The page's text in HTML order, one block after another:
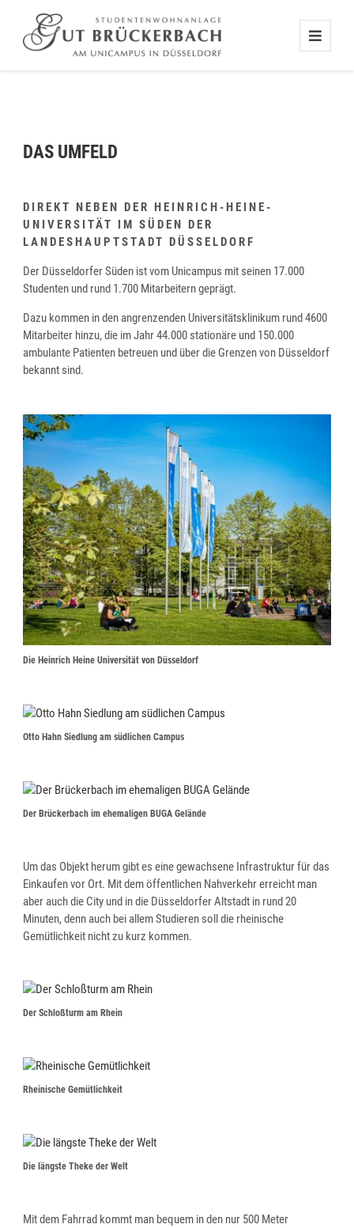
DAS UMFELD
DIREKT NEBEN DER HEINRICH-HEINE-
UNIVERSITÄT IM SÜDEN DER
LANDESHAUPTSTADT DÜSSELDORF
Der Düsseldorfer Süden ist vom Unicampus mit seinen 17.000
Studenten und rund 1.700 Mitarbeitern geprägt.
Dazu kommen in den angrenzenden Universitätsklinikum rund 4600
Mitarbeiter hinzu, die im Jahr 44.000 stationäre und 150.000
ambulante Patienten betreuen und über die Grenzen von Düsseldorf
bekannt sind.
Die Heinrich Heine Universität von Düsseldorf
Otto Hahn Siedlung am südlichen Campus
Der Brückerbach im ehemaligen BUGA Gelände
Um das Objekt herum gibt es eine gewachsene Infrastruktur für das
Einkaufen vor Ort. Mit dem öffentlichen Nahverkehr erreicht man
aber auch die City und in die Düsseldorfer Altstadt in rund 20
Minuten, denn auch bei allem Studieren soll die rheinische
Gemütlichkeit nicht zu kurz kommen.
Der Schloßturm am Rhein
Rheinische Gemütlichkeit
Die längste Theke der Welt
Mit dem Fahrrad kommt man bequem in den nur 500 Meter